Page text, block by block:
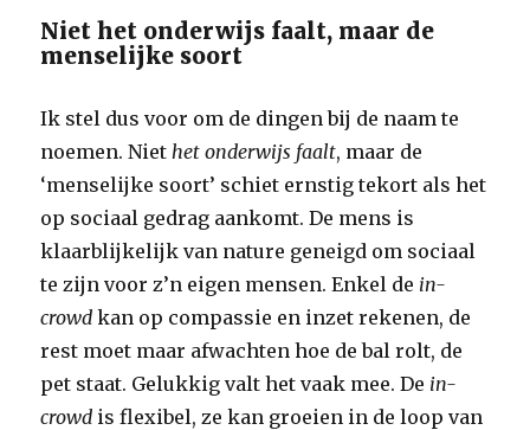
Niet het onderwijs faalt, maar de
menselijke soort
Ik stel dus voor om de dingen bij de naam te
noemen. Niethet onderwijs faalt, maar de
‘menselijke soort’ schiet ernstig tekort als het
op sociaal gedrag aankomt. De mens is
klaarblijkelijk van nature geneigd om sociaal
te zijn voor z’n eigen mensen. Enkel de in-
crowdkan op compassie en inzet rekenen, de
rest moet maar afwachten hoe de bal rolt, de
pet staat. Gelukkig valt het vaak mee. De in-
crowd is flexibel, ze kan groeien in de loop van